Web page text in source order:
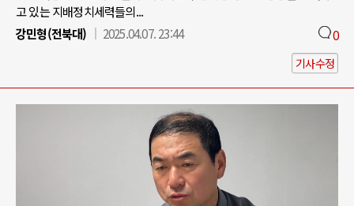
고 있는 지배정치세력들의...
강민형(전북대)
2025.04.07. 23:44 0
기사수정